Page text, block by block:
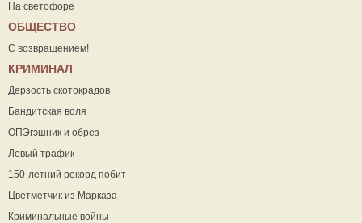
На светофоре
ОБЩЕСТВО
С возвращением!
КРИМИНАЛ
Дерзость скотокрадов
Бандитская воля
ОПЭгэшник и обрез
Левый трафик
150-летний рекорд побит
Цветметчик из Марказа
Криминальные войны